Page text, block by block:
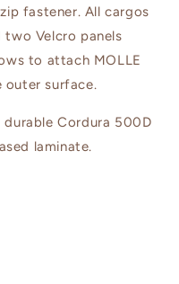
fastener. All cargos
two Velcro panels
to attach MOLLE
outer surface.
durable Cordura 500D
laminate.